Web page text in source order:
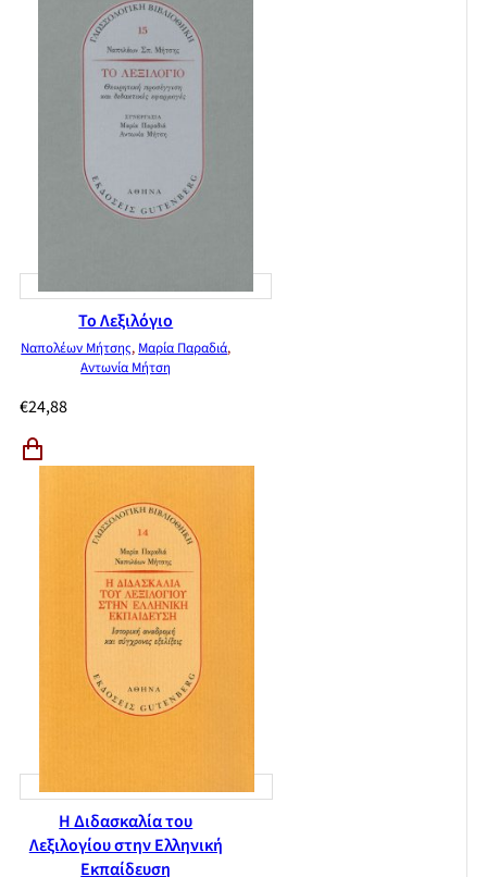
Το Λεξιλόγιο
Ναπολέων Μήτσης, Μαρία Παραδιά,
Αντωνία Μήτση
€24,88
Η Διδασκαλία του
Λεξιλογίου στην Ελληνική
Εκπαίδευση